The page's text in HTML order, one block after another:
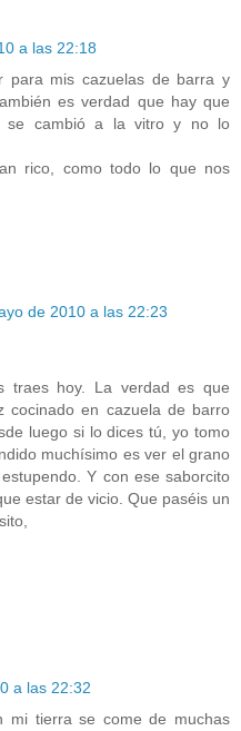
a las 22:18
para mis cazuelas de barra y
es verdad que hay que
se cambió a la vitro y no lo
rico, como todo lo que nos
de 2010 a las 22:23
traes hoy. La verdad es que
cocinado en cazuela de barro
luego si lo dices tú, yo tomo
muchísimo es ver el grano
Y con ese saborcito
estar de vicio. Que paséis un
a las 22:32
mi tierra se come de muchas